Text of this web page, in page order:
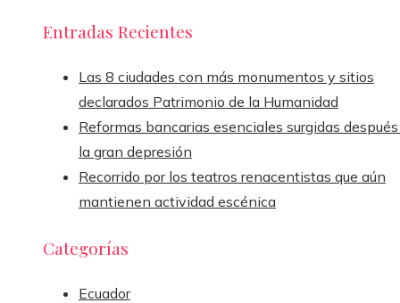
Entradas Recientes
Las 8 ciudades con más monumentos y sitios
declarados Patrimonio de la Humanidad
Reformas bancarias esenciales surgidas
la gran depresión
Recorrido por los teatros renacentistas que aún
mantienen actividad escénica
Categorías
Ecuador